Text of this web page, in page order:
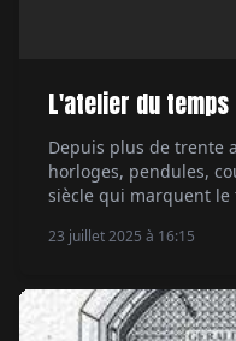
L'atelier du
Depuis plus de trente
horloges, pendules,
siècle qui marquent le
23 juillet 2025 à 16:15